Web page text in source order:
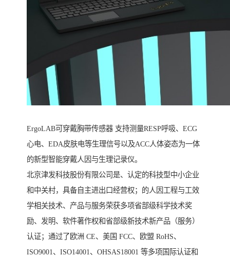
ErgoLAB可穿戴胸带传感器 支持测量RESP呼吸、ECG
心电、EDA皮肤电等生理信号以及ACC人体姿态为一体
的新型智能穿戴人因与生理记录仪。
北京津发科技股份有限公司是、认定的科技型中小企业
和中关村，具备自主进出口经营权；的人因工程与工效
学相关技术、产品与服务荣获多项省部级科学技术奖
励、发明、软件著作权和省部级新技术新产品（服务）
认证；通过了欧洲 CE、美国 FCC、欧盟 RoHS、
ISO9001、ISO14001、OHSAS18001 等多项国际认证和